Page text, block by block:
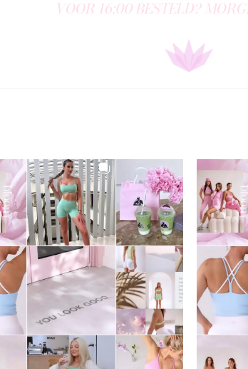
VOOR 16:00 BESTELD?